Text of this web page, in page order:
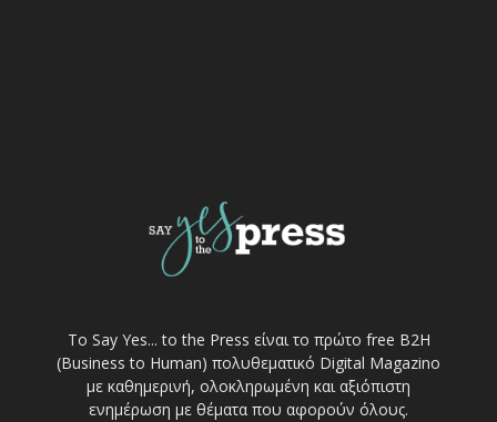
Το Say Yes... to the Press είναι το πρώτο free Β2Η
(Business to Human) πολυθεματικό Digital Magazino
με καθημερινή, ολοκληρωμένη και αξιόπιστη
ενημέρωση με θέματα που αφορούν όλους.